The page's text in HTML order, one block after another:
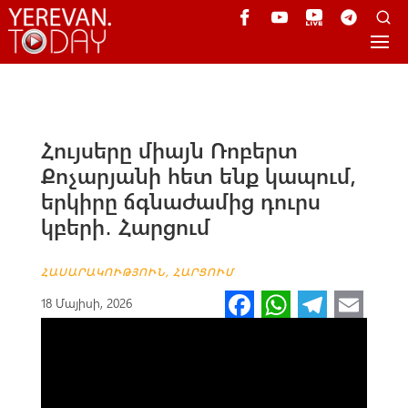
Հույսերը միայն Ռոբերտ
Քոչարյանի հետ ենք կապում,
երկիրը ճգնաժամից դուրս
կբերի․ Հարցում
ՀԱՍԱՐԱԿՈՒԹՅՈՒՆ, ՀԱՐՑՈՒՄ
18 Մայիսի, 2026 Fa W Te